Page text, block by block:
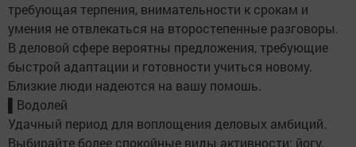
требующая терпения, внимательности к срокам и
умения не отвлекаться на второстепенные разговоры.
В деловой сфере вероятны предложения, требующие
быстрой адаптации и готовности учиться новому.
Близкие люди надеются на вашу помошь.
▌Водолей
Удачный период для воплощения деловых амбиций.
Выбирайте более спокойные виды активности: йогу,